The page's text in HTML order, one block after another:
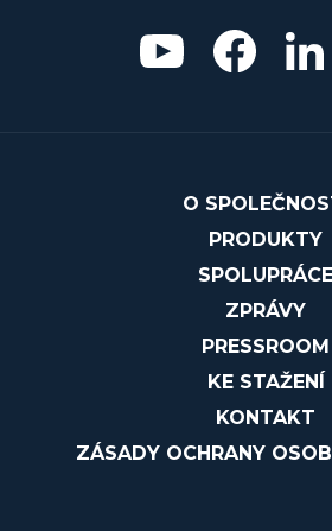
O
PRODUKTY
SPOLUPRÁCE
ZPRÁVY
PRESSROOM
KE STAŽENÍ
KONTAKT
ZÁSADY OCHRANY